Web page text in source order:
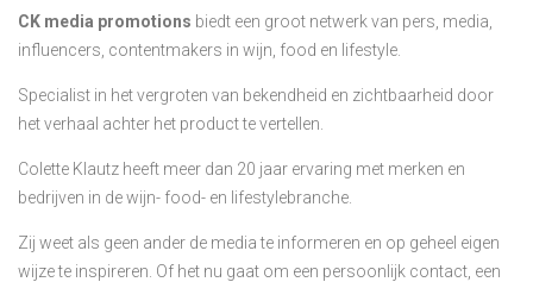
CK media promotions biedt een groot netwerk van pers, media,
influencers, contentmakers in wijn, food en lifestyle.
Specialist in het vergroten van bekendheid en zichtbaarheid door
het verhaal achter het product te vertellen.
Colette Klautz heeft meer dan 20 jaar ervaring met merken en
bedrijven in de wijn- food- en lifestylebranche.
Zij weet als geen ander de media te informeren en op geheel eigen
wijze te inspireren. Of het nu gaat om een persoonlijk contact, een